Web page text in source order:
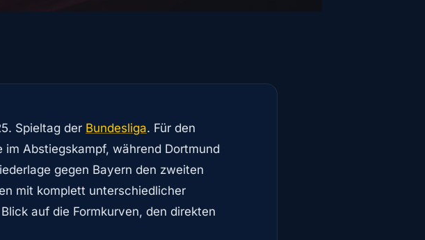
Spieltag der Bundesliga. Für den
Abstiegskampf, während Dortmund
gegen Bayern den zweiten
mit komplett unterschiedlicher
auf die Formkurven, den direkten